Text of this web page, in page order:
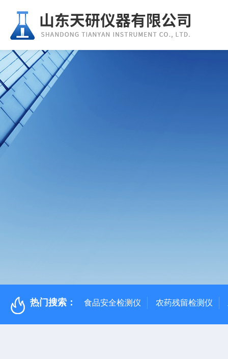
热门搜索： 食品安全检测仪 农药残留检测仪